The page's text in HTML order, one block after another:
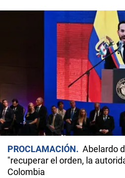
PROCLAMACIÓN
Abelardo
"recuperar el orden, la
Colombia